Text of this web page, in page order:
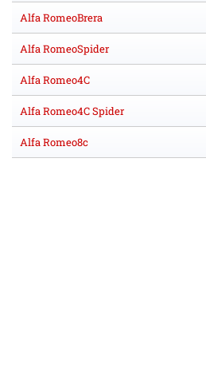
Alfa RomeoBrera
Alfa RomeoSpider
Alfa Romeo4C
Alfa Romeo4C Spider
Alfa Romeo8c